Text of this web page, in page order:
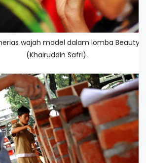
wajah model dalam lomba Beauty
(Khairuddin Safri).